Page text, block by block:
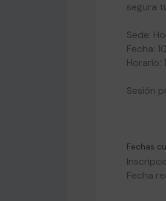
segura
Sede:
Fecha:
Horario:
Sesión
Fechas
Fecha